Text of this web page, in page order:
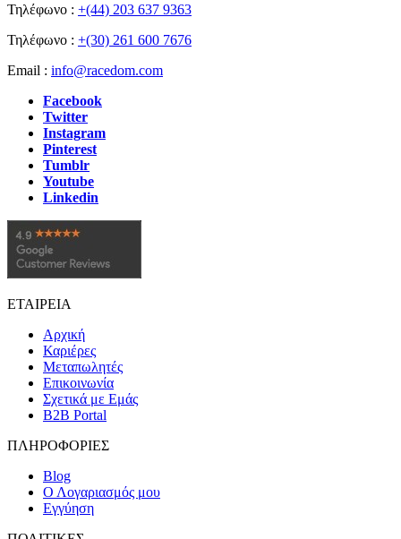
Τηλέφωνο : +(44) 203 637 9363
Τηλέφωνο : +(30) 261 600 7676
Email : info@racedom.com
Facebook
Twitter
Instagram
Pinterest
Tumblr
Youtube
Linkedin
ΕΤΑΙΡΕΙΑ
Αρχική
Καριέρες
Μεταπωλητές
Επικοινωνία
Σχετικά με Εμάς
B2B Portal
ΠΛΗΡΟΦΟΡΙΕΣ
Blog
Ο Λογαριασμός μου
Εγγύηση